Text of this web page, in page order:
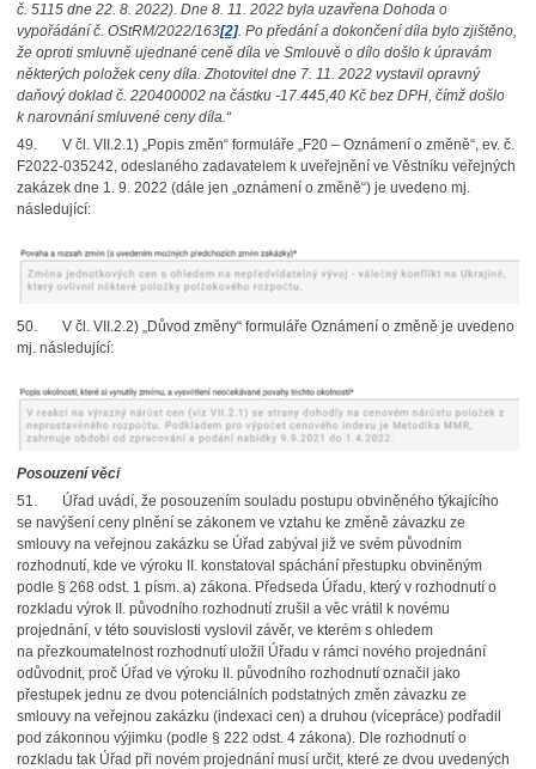
č. 5115 dne 22. 8. 2022). Dne 8. 11. 2022 byla uzavřena Dohoda o
vypořádání č. OStRM/2022/163[2]. Po předání a dokončení díla bylo zjištěno,
že oproti smluvně ujednané ceně díla ve Smlouvě o dílo došlo k úpravám
některých položek ceny díla. Zhotovitel dne 7. 11. 2022 vystavil opravný
daňový doklad č. 220400002 na částku -17.445,40 Kč bez DPH, čímž došlo
k narovnání smluvené ceny díla.“
49. V čl. VII.2.1) „Popis změn“ formuláře „F20 – Oznámení o změně“, ev. č.
F2022-035242, odeslaného zadavatelem k uveřejnění ve Věstníku veřejných
zakázek dne 1. 9. 2022 (dále jen „oznámení o změně“) je uvedeno mj.
následující:
50. V čl. VII.2.2) „Důvod změny“ formuláře Oznámení o změně je uvedeno
mj. následující:
Posouzení věci
51. Úřad uvádí, že posouzením souladu postupu obviněného týkajícího
se navýšení ceny plnění se zákonem ve vztahu ke změně závazku ze
smlouvy na veřejnou zakázku se Úřad zabýval již ve svém původním
rozhodnutí, kde ve výroku II. konstatoval spáchání přestupku obviněným
podle § 268 odst. 1 písm. a) zákona. Předseda Úřadu, který v rozhodnutí o
rozkladu výrok II. původního rozhodnutí zrušil a věc vrátil k novému
projednání, v této souvislosti vyslovil závěr, ve kterém s ohledem
na přezkoumatelnost rozhodnutí uložil Úřadu v rámci nového projednání
odůvodnit, proč Úřad ve výroku II. původního rozhodnutí označil jako
přestupek jednu ze dvou potenciálních podstatných změn závazku ze
smlouvy na veřejnou zakázku (indexaci cen) a druhou (vícepráce) podřadil
pod zákonnou výjimku (podle § 222 odst. 4 zákona). Dle rozhodnutí o
rozkladu tak Úřad při novém projednání musí určit, které ze dvou uvedených